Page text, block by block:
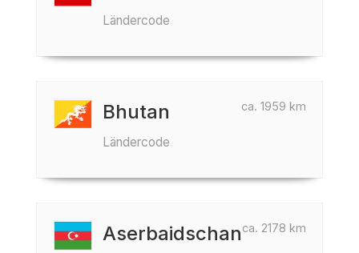
Ländercode
ca. 1959 km
Bhutan
Ländercode
ca. 2178 km
Aserbaidschan